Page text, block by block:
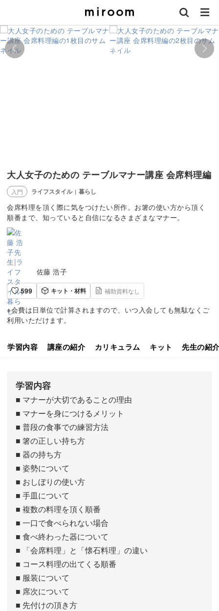
大人女子のための テーブルマナー講座 会席料理編
入門 ライフスタイル | 暮らし
会席料理を頂く際に気をつけたい所作。お箸の使い方から頂く
順番まで、知っていると自信になるさまざまなマナー。
佐藤 浩子
599
キット・材料 補助資料なし
※会費は日単位で計算されますので、いつ入会しても無駄なくご
利用いただけます。
学習内容 講座の紹介 カリキュラム キット 先生の紹
学習内容
■ マナーが大切であることの理由
■ マナーを身につけるメリット
■ 普段の食事での練習方法
■ 箸の正しい持ち方
■ 器の持ち方
■ 姿勢について
■ おしぼりの使い方
■ 手皿について
■ 複数の料理を頂く順番
■ 一口で食べられない場合
■ 食べ終わった器について
■ 「会席料理」と「懐石料理」の違い
■ コース料理の出てくる順番
■ 服装について
■ 席次について
■ 先付けの頂き方